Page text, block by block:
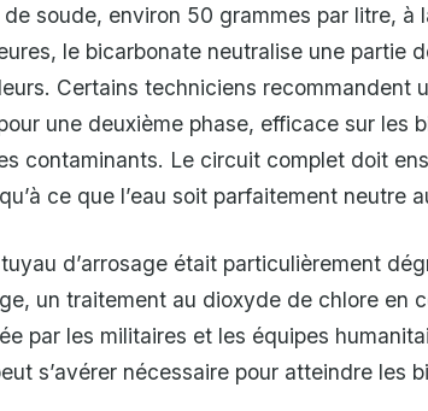
soude, environ 50 grammes par litre, à
le bicarbonate neutralise une partie
Certains techniciens recommandent
une deuxième phase, efficace sur les
contaminants. Le circuit complet doit
ce que l’eau soit parfaitement neutre
d’arrosage était particulièrement
un traitement au dioxyde de chlore en
par les militaires et les équipes
s’avérer nécessaire pour atteindre les